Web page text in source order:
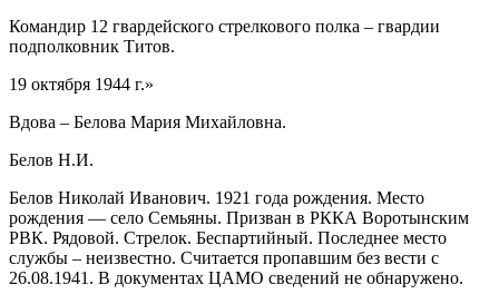
Командир 12 гвардейского стрелкового полка – гвардии
подполковник Титов.
19 октября 1944 г.»
Вдова – Белова Мария Михайловна.
Белов Н.И.
Белов Николай Иванович. 1921 года рождения. Место
рождения — село Семьяны. Призван в РККА Воротынским
РВК. Рядовой. Стрелок. Беспартийный. Последнее место
службы – неизвестно. Считается пропавшим без вести с
26.08.1941. В документах ЦАМО сведений не обнаружено.